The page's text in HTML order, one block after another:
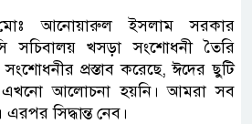
মোঃ আনোয়ারুল ইসলাম সরকার
সচিবালয় খসড়া সংশোধনী তৈরি
প্রস্তাব করেছে, ঈদের ছুটি
এখনো আলোচনা হয়নি। আমরা সব
সিদ্ধান্ত নেব।